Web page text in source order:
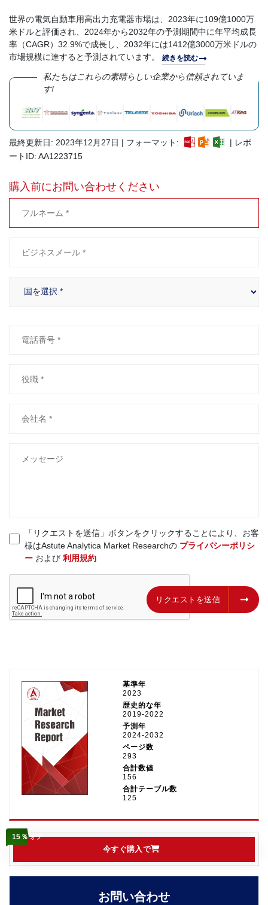
世界の電気自動車用高出力充電器市場は、2023年に109億1000万
米ドルと評価され、2024年から2032年の予測期間中に年平均成長
率（CAGR）32.9%で成長し、2032年には1412億3000万米ドルの
市場規模に達すると予測されています。 続きを読む
私たちはこれらの素晴らしい企業から信頼されていま
す!
最終更新日: 2023年12月27日 | フォーマット:
| レポ
ートID: AA1223715
購入前にお問い合わせください
「リクエストを送信」ボタンをクリックすることにより、お客
様はAstute Analytica Market Researchの プライバシーポリシ
ーおよび 利用規約
リクエストを送信 リクエストを送信
基準年
2023
歴史的な年
2019-2022
予測年
2024-2032
ページ数
293
合計数値
156
合計テーブル数
125
今すぐ購入で
15％オフ
お問い合わせ